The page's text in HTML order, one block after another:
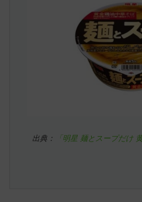
出典：
「明星 麺とスープだけ